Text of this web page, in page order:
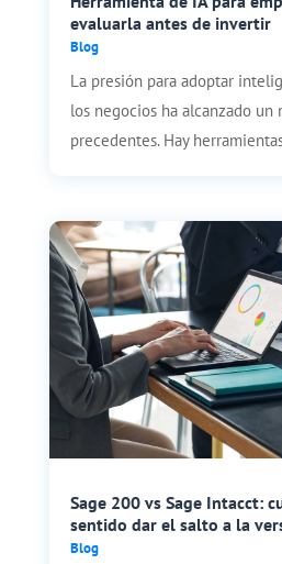
evaluarla antes de invertir
Blog
La presión para adoptar
los negocios ha alcanzado un
precedentes. Hay
Sage 200 vs Sage Intacct:
sentido dar el salto a la
Blog